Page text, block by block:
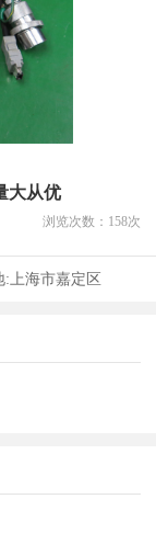
大从优
浏览次数： 158次
: 上海市嘉定区